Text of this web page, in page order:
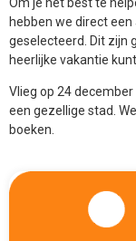
hebben we direct
geselecteerd. Dit zijn
heerlijke vakantie
Vlieg op 24
een gezellige stad.
boeken.